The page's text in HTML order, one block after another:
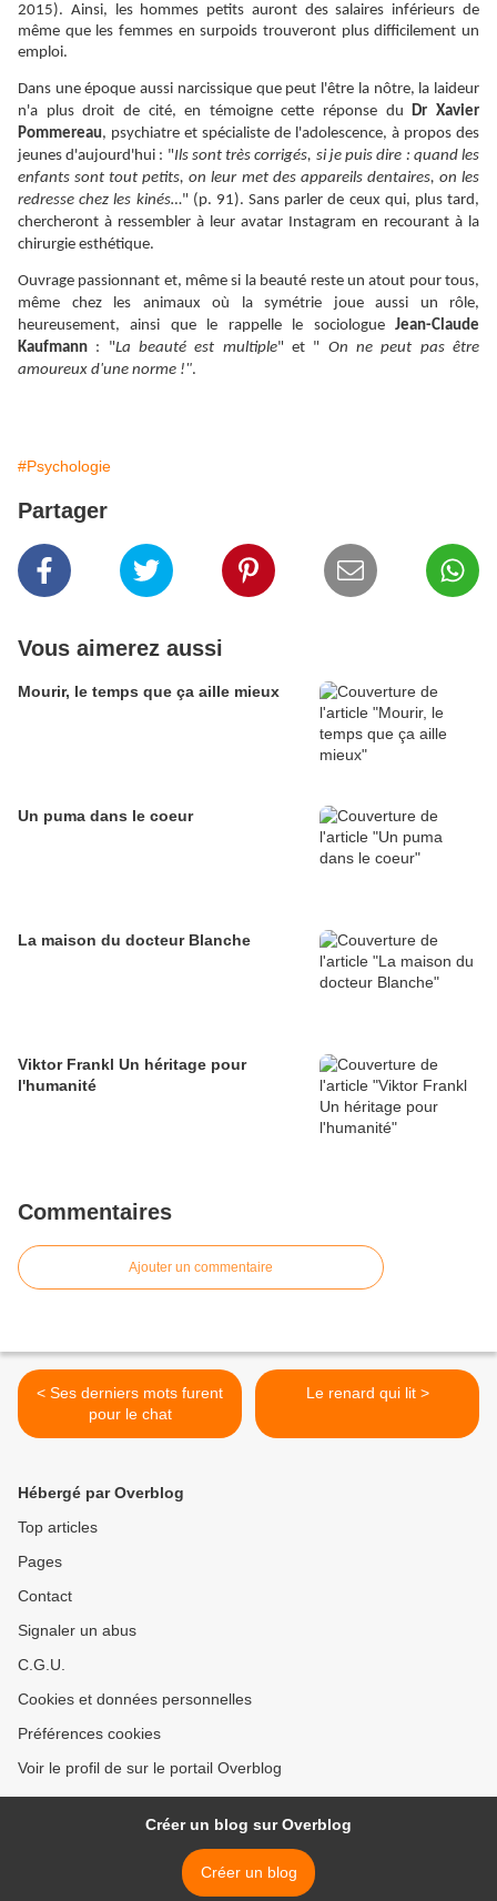
2015). Ainsi, les hommes petits auront des salaires inférieurs de
même que les femmes en surpoids trouveront plus difficilement un
emploi.
Dans une époque aussi narcissique que peut l'être la nôtre, la laideur
n'a plus droit de cité, en témoigne cette réponse du
Dr Xavier
Pommereau, psychiatre et spécialiste de l'adolescence, à propos des
jeunes d'aujourd'hui : "Ils sont très corrigés, si je puis dire : quand les
enfants sont tout petits, on leur met des appareils dentaires, on les
redresse chez les kinés…" (p. 91). Sans parler de ceux qui, plus tard,
chercheront à ressembler à leur avatar Instagram en recourant à la
chirurgie esthétique.
Ouvrage passionnant et, même si la beauté reste un atout pour tous,
même chez les animaux où la symétrie joue aussi un rôle,
heureusement, ainsi que le rappelle le sociologue Jean-Claude
Kaufmann : "La beauté est multiple" et " On ne peut pas être
amoureux d'une norme !".
#Psychologie
Partager
Vous aimerez aussi
Mourir, le temps que ça aille mieux
Un puma dans le coeur
La maison du docteur Blanche
Viktor Frankl Un héritage pour
l'humanité
Commentaires
Ajouter un commentaire
< Ses derniers mots furent
pour le chat
Le renard qui lit >
Hébergé par Overblog
Top articles
Pages
Contact
Signaler un abus
C.G.U.
Cookies et données personnelles
Préférences cookies
Voir le profil de sur le portail Overblog
Créer un blog sur Overblog
Créer un blog